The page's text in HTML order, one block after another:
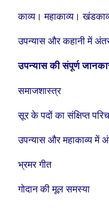
काव्य। महाकाव्य।
उपन्यास और कहानी में
उपन्यास की संपूर्ण
समाजशास्त्र
सूर के पदों का संक्षिप्त
उपन्यास और महाकाव्य में
भ्रमर गीत
गोदान की मूल समस्या